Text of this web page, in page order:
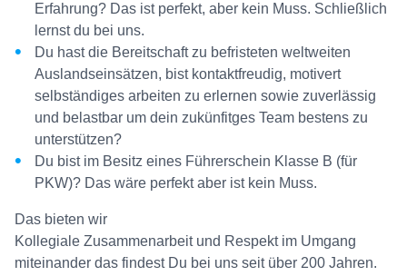
Erfahrung? Das ist perfekt, aber kein Muss. Schließlich
lernst du bei uns.
Du hast die Bereitschaft zu befristeten weltweiten
Auslandseinsätzen, bist kontaktfreudig, motivert
selbständiges arbeiten zu erlernen sowie zuverlässig
und belastbar um dein zukünfitges Team bestens zu
unterstützen?
Du bist im Besitz eines Führerschein Klasse B (für
PKW)? Das wäre perfekt aber ist kein Muss.
Das bieten wir
Kollegiale Zusammenarbeit und Respekt im Umgang
miteinander das findest Du bei uns seit über 200 Jahren.